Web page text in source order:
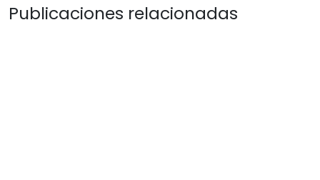
Publicaciones relacionadas